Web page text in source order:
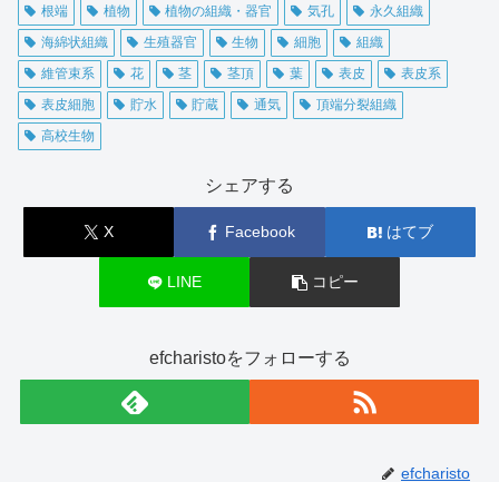
根端
植物 植物の組織・器官 気孔
永久組織
海綿状組織
生殖器官 生物 細胞
組織
維管束系
花 茎 茎頂 葉 表皮
表皮系
表皮細胞
貯水 貯蔵 通気
頂端分裂組織
高校生物
シェアする
X Facebook はてブ
LINE コピー
efcharistoをフォローする
efcharisto